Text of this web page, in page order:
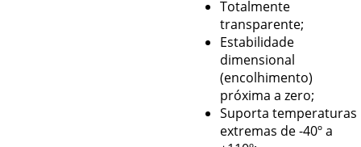
Totalmente
transparente;
Estabilidade
dimensional
(encolhimento)
próxima a zero;
Suporta temperaturas
extremas de -40º a